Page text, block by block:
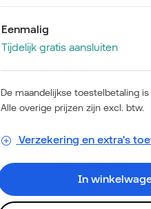
Eenmalig
Tijdelijk gratis aansluiten
De maandelijkse toestelbetaling
Alle overige prijzen zijn excl. btw.
Verzekering en extra's
In